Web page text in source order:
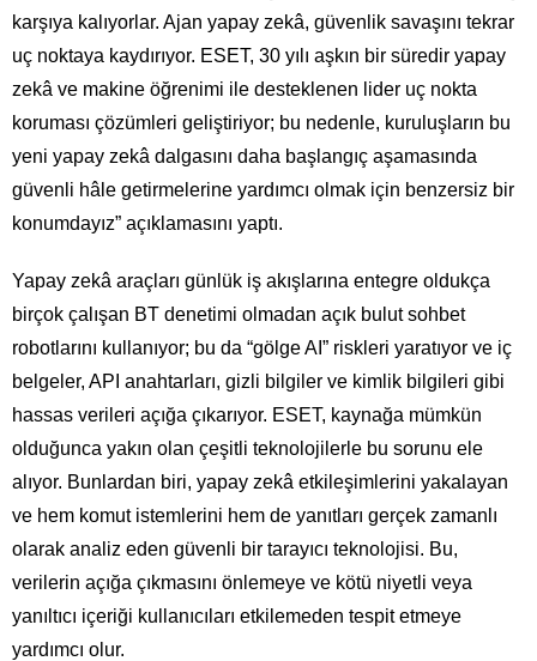
karşıya kalıyorlar. Ajan yapay zekâ, güvenlik savaşını tekrar
uç noktaya kaydırıyor. ESET, 30 yılı aşkın bir süredir yapay
zekâ ve makine öğrenimi ile desteklenen lider uç nokta
koruması çözümleri geliştiriyor; bu nedenle, kuruluşların bu
yeni yapay zekâ dalgasını daha başlangıç aşamasında
güvenli hâle getirmelerine yardımcı olmak için benzersiz bir
konumdayız” açıklamasını yaptı.
Yapay zekâ araçları günlük iş akışlarına entegre oldukça
birçok çalışan BT denetimi olmadan açık bulut sohbet
robotlarını kullanıyor; bu da “gölge AI” riskleri yaratıyor ve iç
belgeler, API anahtarları, gizli bilgiler ve kimlik bilgileri gibi
hassas verileri açığa çıkarıyor. ESET, kaynağa mümkün
olduğunca yakın olan çeşitli teknolojilerle bu sorunu ele
alıyor. Bunlardan biri, yapay zekâ etkileşimlerini yakalayan
ve hem komut istemlerini hem de yanıtları gerçek zamanlı
olarak analiz eden güvenli bir tarayıcı teknolojisi. Bu,
verilerin açığa çıkmasını önlemeye ve kötü niyetli veya
yanıltıcı içeriği kullanıcıları etkilemeden tespit etmeye
yardımcı olur.